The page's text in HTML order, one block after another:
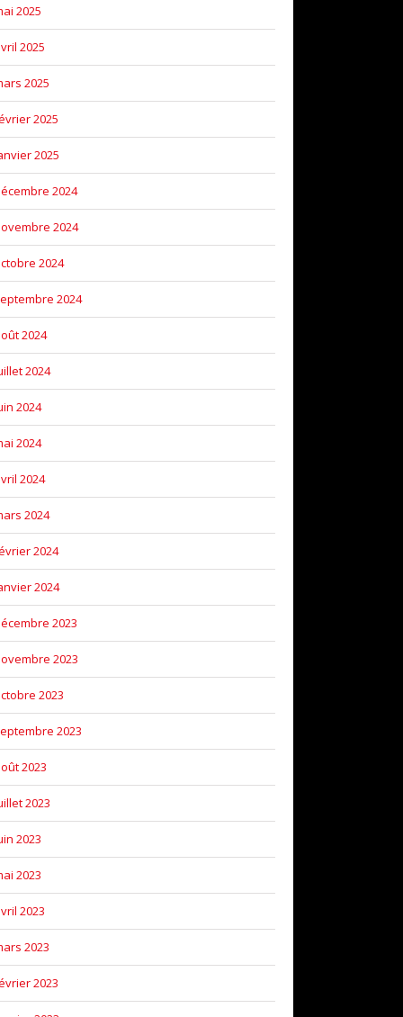
2025
2025
2025
2025
2025
2024
2024
2024
2024
2024
2024
2024
2024
2024
2024
2024
2024
2023
2023
2023
2023
2023
2023
2023
2023
2023
2023
2023